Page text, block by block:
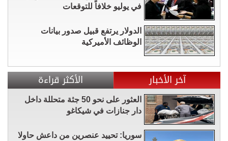
في يوليو خلافاً للتوقعات
الدولار يرتفع قبيل صدور بيانات
الوظائف الأميركية
آخر الأخبار الأكثر قراءة
العثور على نحو 50 جثة متحللة داخل
دار جنازات في شيكاغو
سوريا: تحييد عنصرين من داعش حاولا